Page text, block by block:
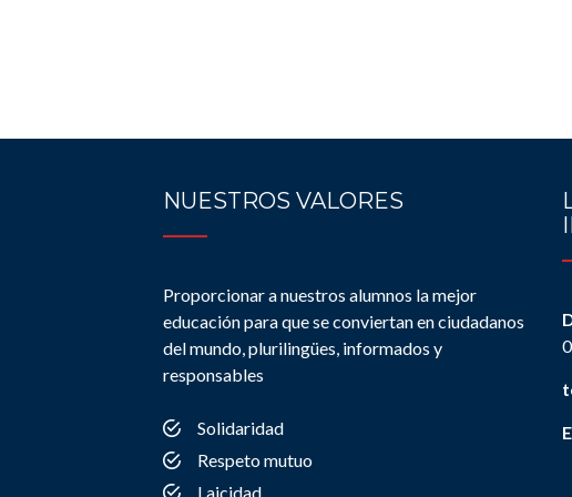
NUESTROS VALORES
Proporcionar a nuestros alumnos la mejor
educación para que se conviertan en ciudadanos
del mundo, plurilingües, informados y
responsables
Solidaridad
Respeto mutuo
Laicidad